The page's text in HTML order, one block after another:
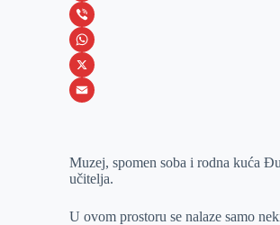
c
e
b
o
e
s
s
e
e
L
i
n
k
I
V
i
b
W
h
s
p
X
a
l
Muzej, spomen soba i rodna kuća
učitelja.
U ovom prostoru se nalaze samo